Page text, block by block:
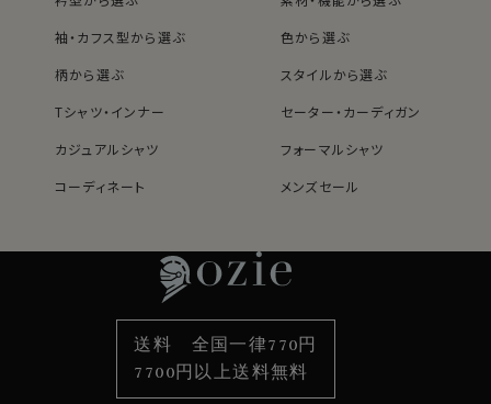
袖・カフス型から選ぶ
色から選ぶ
柄から選ぶ
スタイルから選ぶ
Tシャツ・インナー
セーター・カーディガン
カジュアルシャツ
フォーマルシャツ
コーディネート
メンズセール
袖・カフス型から選ぶ
色から選ぶ
柄から選ぶ
スタイルから選ぶ
カジュアルシャツ
定番シャツ
カフスボタン
サスペンダー
財布・名刺入れ
バッグ
ストール・マフラー
送料 全国一律770円
7700円以上送料無料